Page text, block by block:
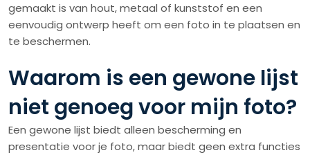
gemaakt is van hout, metaal of kunststof en een
eenvoudig ontwerp heeft om een foto in te plaatsen en
te beschermen.
Waarom is een gewone lijst
niet genoeg voor mijn foto?
Een gewone lijst biedt alleen bescherming en
presentatie voor je foto, maar biedt geen extra functies